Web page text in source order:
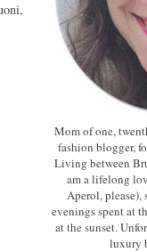
Mom of one,
fashion blogger,
Living between
am a lifelong
Aperol, please),
evenings spent at
at the sunset.
luxury